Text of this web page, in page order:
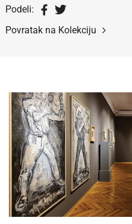
Podeli:
Povratak na Kolekciju